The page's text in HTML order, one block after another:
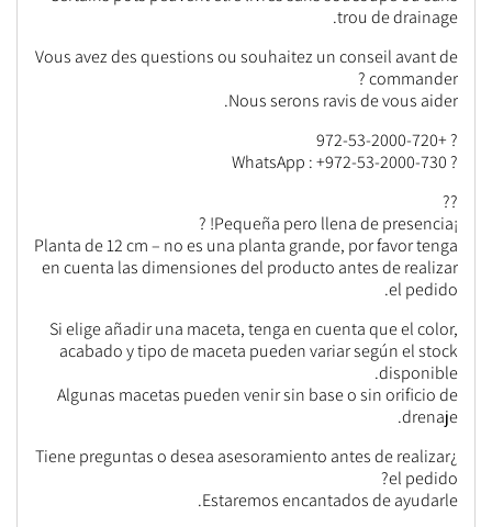
trou de drainage.
Vous avez des questions ou souhaitez un conseil avant de
commander ?
Nous serons ravis de vous aider.
? +972-53-2000-720
? WhatsApp : +972-53-2000-730
??
¡Pequeña pero llena de presencia! ?
Planta de 12 cm – no es una planta grande, por favor tenga
en cuenta las dimensiones del producto antes de realizar
el pedido.
Si elige añadir una maceta, tenga en cuenta que el color,
acabado y tipo de maceta pueden variar según el stock
disponible.
Algunas macetas pueden venir sin base o sin orificio de
drenaje.
¿Tiene preguntas o desea asesoramiento antes de realizar
el pedido?
Estaremos encantados de ayudarle.